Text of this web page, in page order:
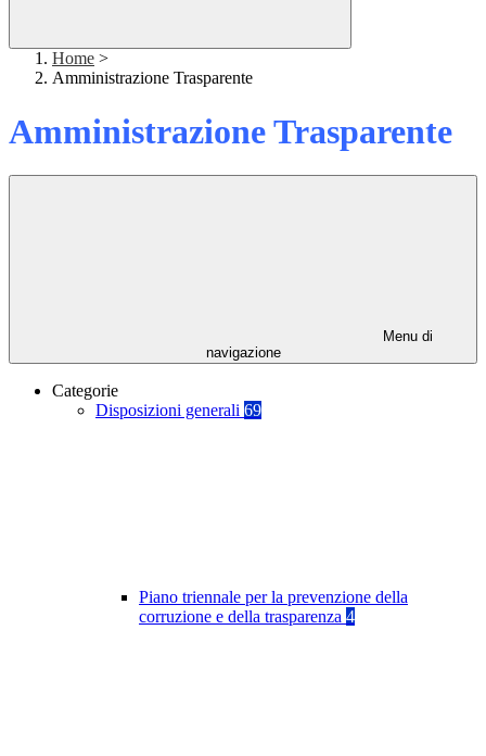
Home >
Amministrazione Trasparente
Amministrazione Trasparente
Menu di
navigazione
Categorie
Disposizioni generali 69
Piano triennale per la prevenzione della
corruzione e della trasparenza 4